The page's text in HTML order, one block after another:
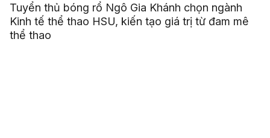
Tuyển thủ bóng rổ Ngô Gia Khánh chọn ngành
Kinh tế thể thao HSU, kiến tạo giá trị từ đam mê
thể thao